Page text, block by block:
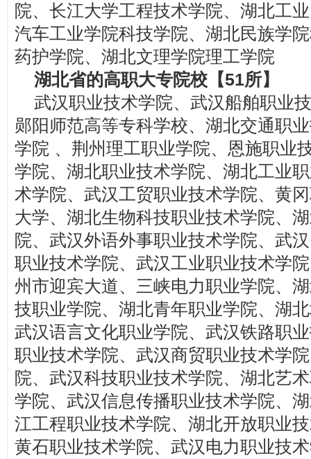
院、长江大学工程技术学院、湖北工
汽车工业学院科技学院、湖北民族学
药护学院、湖北文理学院理工学院
湖北省的高职大专院校【51所】
武汉职业技术学院、武汉船舶职业
郧阳师范高等专科学校、湖北交通职
学院 、荆州理工职业学院、恩施职业
学院、湖北职业技术学院、湖北工业
术学院、武汉工贸职业技术学院、黄
大学、湖北生物科技职业技术学院、
院、武汉外语外事职业技术学院、武
职业技术学院、武汉工业职业技术学
州市迎宾大道、三峡电力职业学院、
技职业学院、湖北青年职业学院、湖
武汉语言文化职业学院、武汉铁路职
职业技术学院、武汉商贸职业技术学
院、武汉科技职业技术学院、湖北艺
学院、武汉信息传播职业技术学院、
江工程职业技术学院、湖北开放职业
黄石职业技术学院、武汉电力职业技